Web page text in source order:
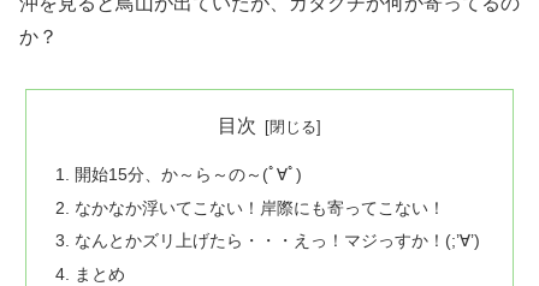
か？
目次
開始15分、か～ら～の～(ﾟ∀ﾟ)
なかなか浮いてこない！岸際にも寄ってこない！
なんとかズリ上げたら・・・えっ！マジっすか！(;’∀’)
まとめ